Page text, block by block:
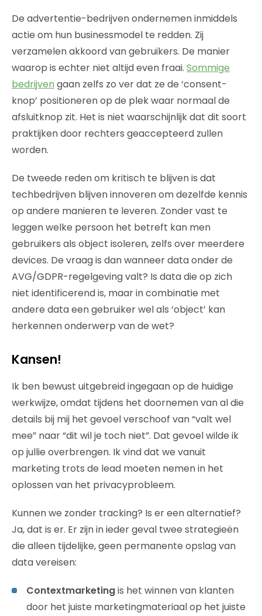
De advertentie-bedrijven ondernemen inmiddels
actie om hun businessmodel te redden. Zij
verzamelen akkoord van gebruikers. De manier
waarop is echter niet altijd even fraai. Sommige
bedrijven gaan zelfs zo ver dat ze de ‘consent-
knop’ positioneren op de plek waar normaal de
afsluitknop zit. Het is niet waarschijnlijk dat dit soort
praktijken door rechters geaccepteerd zullen
worden.
De tweede reden om kritisch te blijven is dat
techbedrijven blijven innoveren om dezelfde kennis
op andere manieren te leveren. Zonder vast te
leggen welke persoon het betreft kan men
gebruikers als object isoleren, zelfs over meerdere
devices. De vraag is dan wanneer data onder de
AVG/GDPR-regelgeving valt? Is data die op zich
niet identificerend is, maar in combinatie met
andere data een gebruiker wel als ‘object’ kan
herkennen onderwerp van de wet?
Kansen!
Ik ben bewust uitgebreid ingegaan op de huidige
werkwijze, omdat tijdens het doornemen van al die
details bij mij het gevoel verschoof van “valt wel
mee” naar “dit wil je toch niet”. Dat gevoel wilde ik
op jullie overbrengen. Ik vind dat we vanuit
marketing trots de lead moeten nemen in het
oplossen van het privacyprobleem.
Kunnen we zonder tracking? Is er een alternatief?
Ja, dat is er. Er zijn in ieder geval twee strategieën
die alleen tijdelijke, geen permanente opslag van
data vereisen:
Contextmarketingis het winnen van klanten
door het juiste marketingmateriaal op het juiste